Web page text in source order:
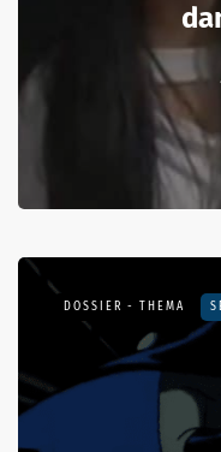
DOSSIER - THEMA